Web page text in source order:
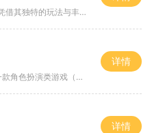
自2001年上线以来，传奇凭借其独特的玩法与丰富的剧情，迅速吸引了大量玩家。游戏以其开放的世界观和自由度高的玩法而闻名，玩家可以选择不同的职业，如战士、法师、道士等，每个职业都有其独特的技能和特点。这种角色扮演的元素让玩家在游戏中找到归属感
传奇游戏概述传奇游戏是一款角色扮演类游戏（RPG），玩家可以选择不同的职业，如战士、法师和道士，在广袤的游戏世界中冒险。游戏中的每个角色都有独特的技能和属性，玩家需要通过不断的战斗和探险来提升自己的等级，获取更强大的装备。在传奇游戏中，玩家
详情
详情